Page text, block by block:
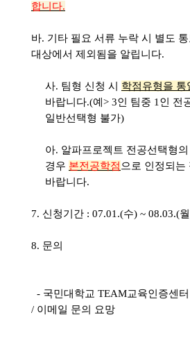
합니다.
바. 기타 필요 서류 누락 시 별도
대상에서 제외됨을 알립니다.
사. 팀형 신청 시 학점유형을 통
바랍니다.(예 > 3인 팀중 1인 전
일반선택형 불가)
아. 알파프로젝트 전공선택형의
경우 본전공학점으로 인정되는
바랍니다.
7. 신청기간 : 07.01.(수) ~ 08.03.(월
8. 문의
- 국민대학교 TEAM교육인증센터
/ 이메일 문의 요망